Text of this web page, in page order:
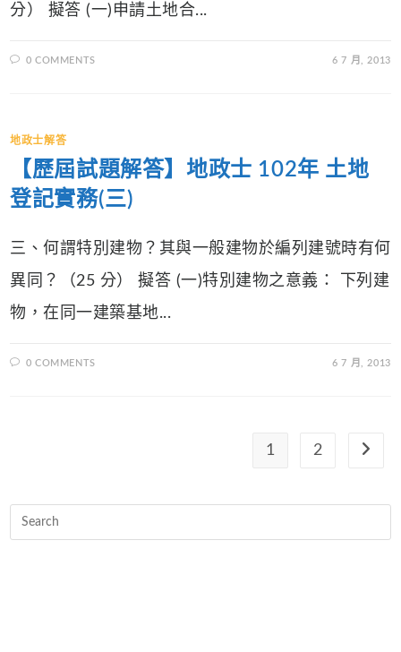
分） 擬答 (一)申請土地合...
0 COMMENTS 6 7 月, 2013
地政士解答
【歷屆試題解答】地政士 102年 土地
登記實務(三)
三、何謂特別建物？其與一般建物於編列建號時有何
異同？（25 分） 擬答 (一)特別建物之意義： 下列建
物，在同一建築基地...
0 COMMENTS 6 7 月, 2013
1 2 Go to